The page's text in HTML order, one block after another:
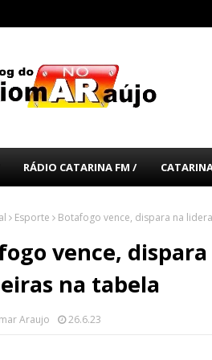
RÁDIO CATARINA FM /
Esporte Botafogo vence, dispara na
vence,
na tabela
Araujo 26.6.23